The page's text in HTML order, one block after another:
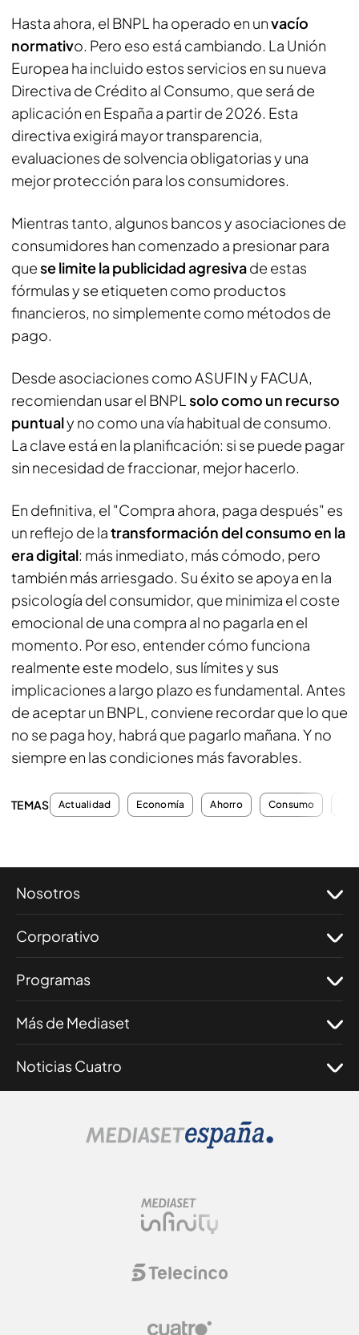
Hasta ahora, el BNPL ha operado en unvacío
normativo. Pero eso está cambiando. La Unión
Europea ha incluido estos servicios en su nueva
Directiva de Crédito al Consumo, que será de
aplicación en España a partir de 2026. Esta
directiva exigirá mayor transparencia,
evaluaciones de solvencia obligatorias y una
mejor protección para los consumidores.
Mientras tanto, algunos bancos y asociaciones de
consumidores han comenzado a presionar para
quese limite la publicidad agresivade estas
fórmulas y se etiqueten como productos
financieros, no simplemente como métodos de
pago.
Desde asociaciones como ASUFIN y FACUA,
recomiendan usar el BNPL solo como un recurso
puntualy no como una vía habitual de consumo.
La clave está en la planificación: si se puede pagar
sin necesidad de fraccionar, mejor hacerlo.
En definitiva, el "Compra ahora, paga después" es
un reflejo de latransformación del consumo en la
era digital: más inmediato, más cómodo, pero
también más arriesgado. Su éxito se apoya en la
psicología del consumidor, que minimiza el coste
emocional de una compra al no pagarla en el
momento. Por eso, entender cómo funciona
realmente este modelo, sus límites y sus
implicaciones a largo plazo es fundamental. Antes
de aceptar un BNPL, conviene recordar que lo que
no se paga hoy, habrá que pagarlo mañana. Y no
siempre en las condiciones más favorables.
TEMAS Actualidad Economía Ahorro Consumo
Nosotros
Corporativo
Programas
Más de Mediaset
Noticias Cuatro